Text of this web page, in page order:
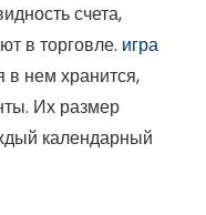
счета,
в торговле. игра
в нем хранится,
Их размер
календарный